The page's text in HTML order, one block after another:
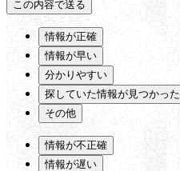
情報が正確
情報が早い
分かりやすい
探していた情報が見つかった
その他
情報が不正確
情報が遅い